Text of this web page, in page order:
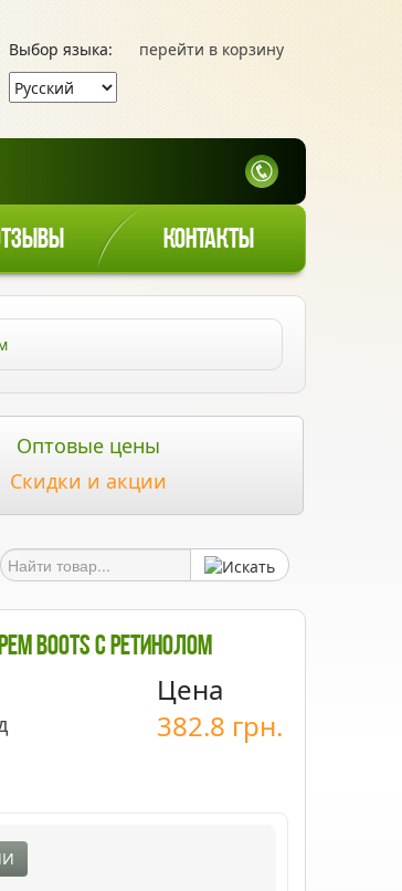
перейти в корзину
Выбор языка:
КОНТАКТЫ
Оптовые цены
Скидки и акции
Boots C Ретинолом
Цена
382.8 грн.